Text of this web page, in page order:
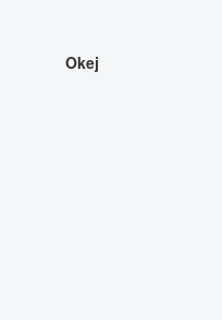
Okej